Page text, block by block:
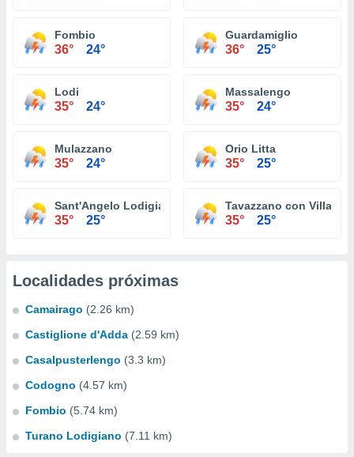
Fombio
36° 24°
Guardamiglio
36° 25°
Lodi
35° 24°
Massalengo
35° 24°
Mulazzano
35° 24°
Orio Litta
35° 25°
Sant'Angelo Lodigiano
35° 25°
Tavazzano con
35° 25°
Localidades próximas
Camairago (2.26 km)
Castiglione d'Adda (2.59 km)
Casalpusterlengo (3.3 km)
Codogno (4.57 km)
Fombio (5.74 km)
Turano Lodigiano (7.11 km)